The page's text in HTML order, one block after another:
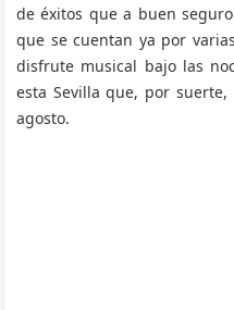
de éxitos que a buen
que se cuentan ya por
disfrute musical bajo las
esta Sevilla que, por
agosto.